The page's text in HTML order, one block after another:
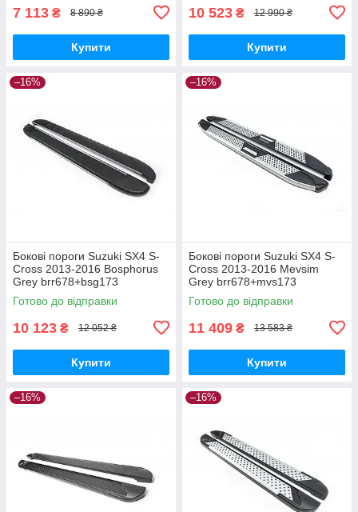
7 113 ₴ 8 890 ₴
Купити
10 523 ₴ 12 990 ₴
Купити
–16%
Бокові пороги Suzuki SX4 S-
Cross 2013-2016 Bosphorus
Grey brr678+bsg173
Готово до відправки
10 123 ₴ 12 052 ₴
Купити
–16%
Бокові пороги Suzuki SX4 S-
Cross 2013-2016 Mevsim
Grey brr678+mvs173
Готово до відправки
11 409 ₴ 13 583 ₴
Купити
–16% –16%